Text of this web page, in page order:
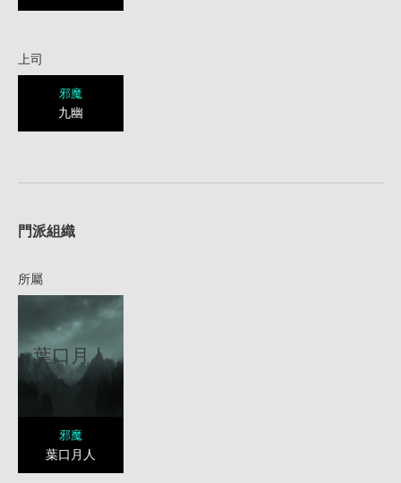
上司
邪魔
九幽
門派組織
所屬
葉口月人
邪魔
葉口月人